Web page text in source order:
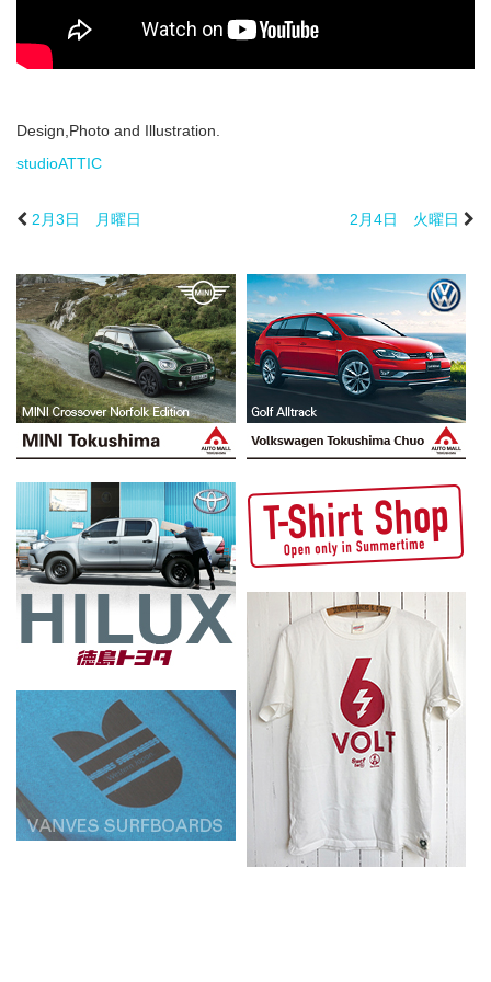
Design,Photo and Illustration.
studioATTIC
2月3日 月曜日 2月4日 火曜日